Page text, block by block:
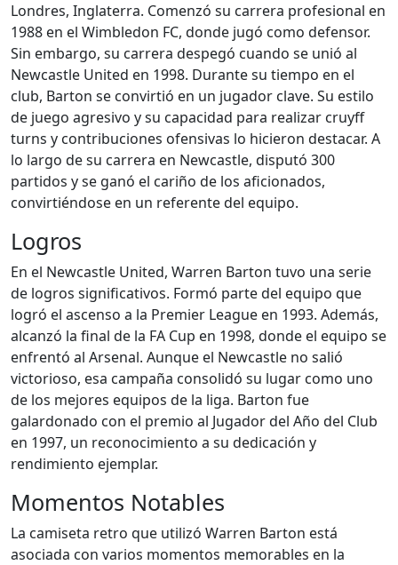
Londres, Inglaterra. Comenzó su carrera profesional en
1988 en el Wimbledon FC, donde jugó como defensor.
Sin embargo, su carrera despegó cuando se unió al
Newcastle United en 1998. Durante su tiempo en el
club, Barton se convirtió en un jugador clave. Su estilo
de juego agresivo y su capacidad para realizar cruyff
turns y contribuciones ofensivas lo hicieron destacar. A
lo largo de su carrera en Newcastle, disputó 300
partidos y se ganó el cariño de los aficionados,
convirtiéndose en un referente del equipo.
Logros
En el Newcastle United, Warren Barton tuvo una serie
de logros significativos. Formó parte del equipo que
logró el ascenso a la Premier League en 1993. Además,
alcanzó la final de la FA Cup en 1998, donde el equipo se
enfrentó al Arsenal. Aunque el Newcastle no salió
victorioso, esa campaña consolidó su lugar como uno
de los mejores equipos de la liga. Barton fue
galardonado con el premio al Jugador del Año del Club
en 1997, un reconocimiento a su dedicación y
rendimiento ejemplar.
Momentos Notables
La camiseta retro que utilizó Warren Barton está
asociada con varios momentos memorables en la